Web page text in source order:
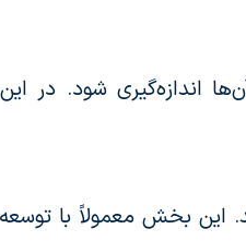
شود. در این
این بخش معمولاً با